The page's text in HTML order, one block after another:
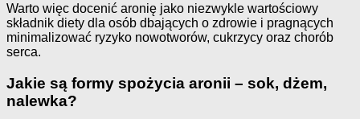
Warto więc docenić aronię jako niezwykle wartościowy
składnik diety dla osób dbających o zdrowie i pragnących
minimalizować ryzyko nowotworów, cukrzycy oraz chorób
serca.
Jakie są formy spożycia aronii – sok, dżem,
nalewka?